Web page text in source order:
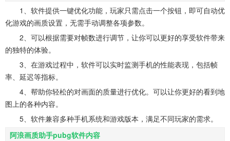
1、软件提供一键优化功能，玩家只需点击一个按钮，即可自动优
化游戏的画质设置，无需手动调整各项参数。
2、可以根据需要对帧数进行调节，让你可以更好的享受软件带来
的独特的体验。
3、在游戏过程中，软件可以实时监测手机的性能表现，包括帧
率、延迟等指标。
4、帮助你轻松的对画面的质量进行优化。可以让你更好的看到地
图上的各种内容。
5、软件兼容多种手机系统和游戏版本，满足不同玩家的需求。
阿浪画质助手pubg软件内容